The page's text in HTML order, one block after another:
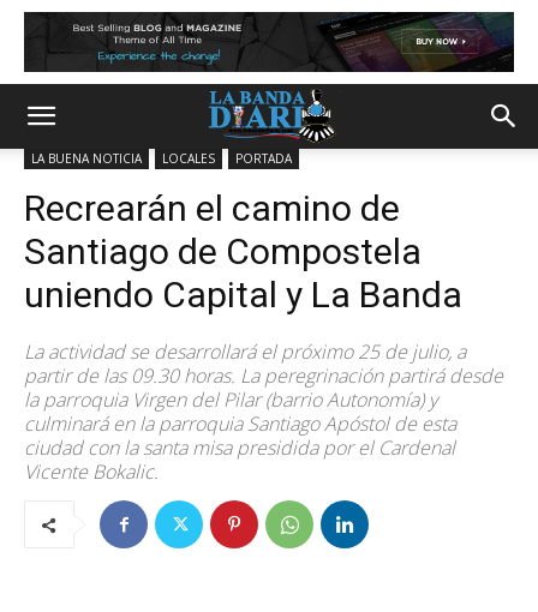
LA BUENA NOTICIA LOCALES PORTADA
Recrearán el camino de
Santiago de Compostela
uniendo Capital y La Banda
La actividad se desarrollará el próximo 25 de julio, a
partir de las 09.30 horas. La peregrinación partirá desde
la parroquia Virgen del Pilar (barrio Autonomía) y
culminará en la parroquia Santiago Apóstol de esta
ciudad con la santa misa presidida por el Cardenal
Vicente Bokalic.